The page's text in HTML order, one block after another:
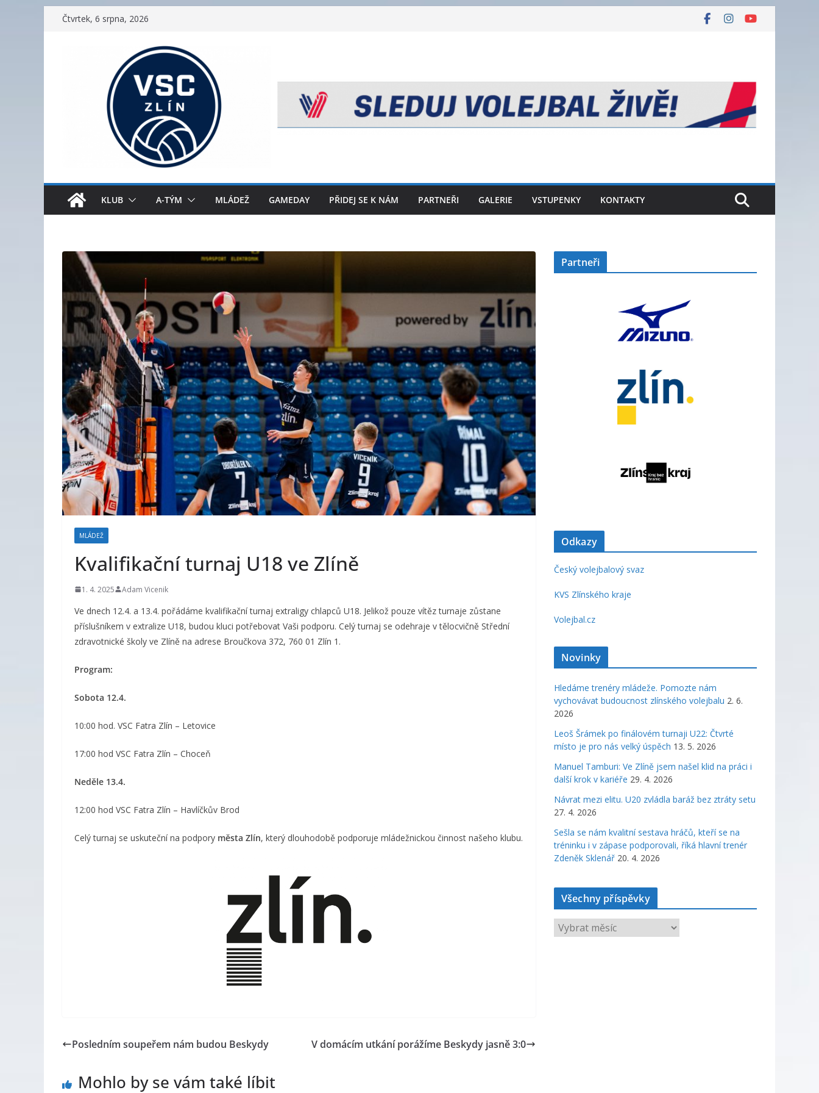
Přeskočit
Čtvrtek, 6 srpna, 2026
KLUB A-TÝM MLÁDEŽ GAMEDAY PŘIDEJ SE K NÁM PARTNEŘI GALERIE VSTUPENKY KONTAKTY
MLÁDEŽ
Kvalifikační turnaj U18 ve Zlíně
1. 4. 2025 Adam Vicenik
Ve dnech 12.4. a 13.4. pořádáme kvalifikační turnaj extraligy chlapců U18. Jelikož pouze vítěz turnaje zůstane
příslušníkem v extralize U18, budou kluci potřebovat Vaši podporu. Celý turnaj se odehraje v tělocvičně Střední
zdravotnické školy ve Zlíně na adrese Broučkova 372, 760 01 Zlín 1.
Program:
Sobota 12.4.
10:00 hod. VSC Fatra Zlín – Letovice
17:00 hod VSC Fatra Zlín – Choceň
Neděle 13.4.
12:00 hod VSC Fatra Zlín – Havlíčkův Brod
Celý turnaj se uskuteční na podpory města Zlín, který dlouhodobě podporuje mládežnickou činnost našeho klubu.
Posledním soupeřem nám budou Beskydy V domácím utkání porážíme Beskydy jasně 3:0
Mohlo by se vám také líbit
Partneři
Odkazy
Český volejbalový svaz
KVS Zlínského kraje
Volejbal.cz
Novinky
Hledáme trenéry mládeže. Pomozte nám
vychovávat budoucnost zlínského volejbalu 2. 6.
2026
Leoš Šrámek po finálovém turnaji U22: Čtvrté
místo je pro nás velký úspěch 13. 5. 2026
Manuel Tamburi: Ve Zlíně jsem našel klid na práci i
další krok v kariéře 29. 4. 2026
Návrat mezi elitu. U20 zvládla baráž bez ztráty setu
27. 4. 2026
Sešla se nám kvalitní sestava hráčů, kteří se na
tréninku i v zápase podporovali, říká hlavní trenér
Zdeněk Sklenář 20. 4. 2026
Všechny příspěvky